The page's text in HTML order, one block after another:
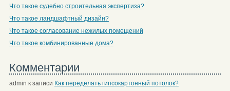
Что такое судебно строительная экспертиза?
Что такое ландшафтный дизайн?
Что такое согласование нежилых помещений
Что такое комбинированные дома?
Комментарии
admin к записи Как переделать гипсокартонный потолок?